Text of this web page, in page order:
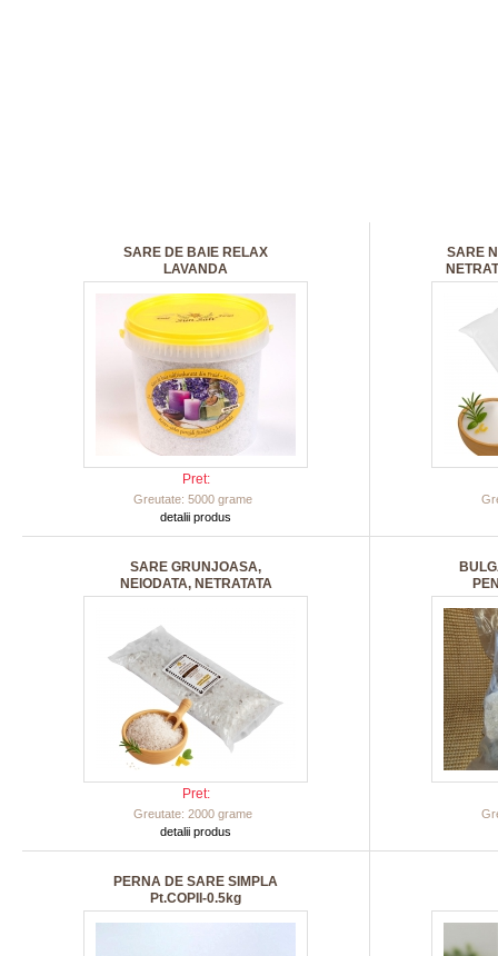
SARE DE BAIE RELAX
LAVANDA
Pret:
Greutate: 5000 grame
detalii produs
SARE
SARE GRUNJOASA,
NEIODATA, NETRATATA
Pret:
Greutate: 2000 grame
detalii produs
PERNA DE SARE SIMPLA
Pt.COPII-0.5kg